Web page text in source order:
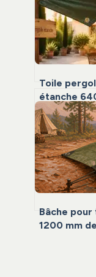
Toile
étanche
le guide
pour une
protection
de 15 ans
Bâche pour
1200 mm de